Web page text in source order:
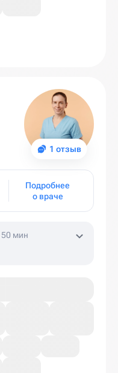
1 отзыв
Подробнее
о враче
50 мин